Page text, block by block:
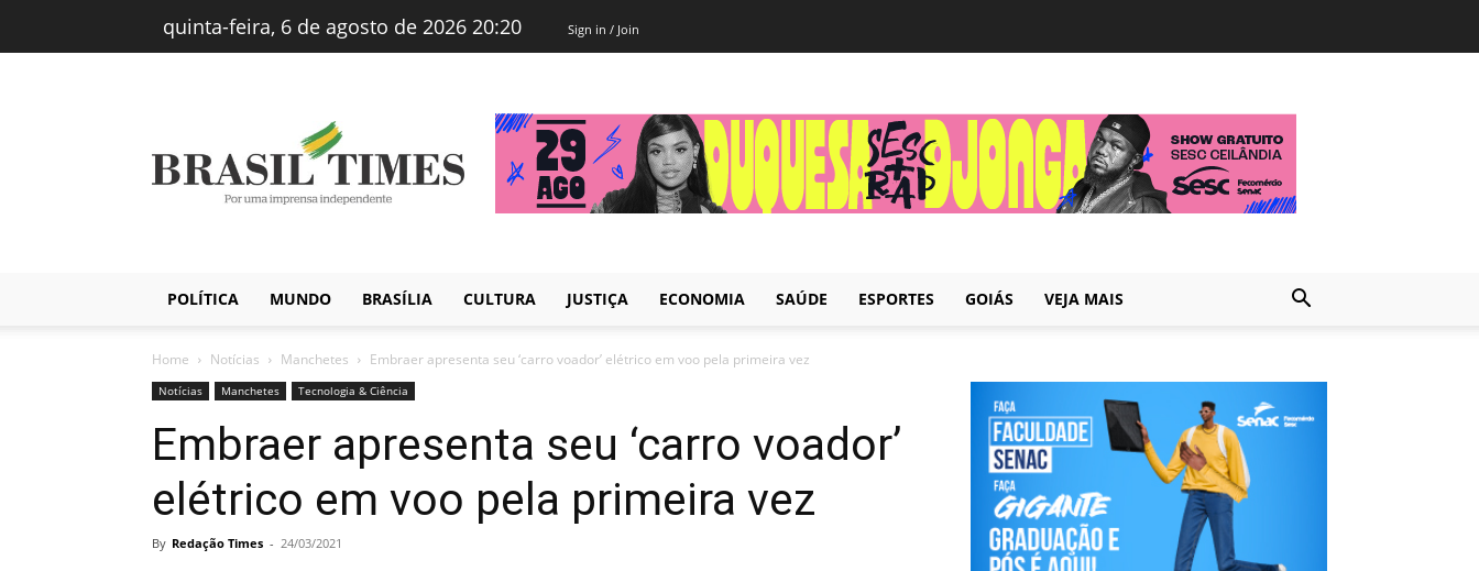
quinta-feira, 6 de agosto de 2026 20:20 Sign in / Join
Brasiltimes
–
Notícias
POLÍTICA MUNDO BRASÍLIA CULTURA JUSTIÇA ECONOMIA SAÚDE ESPORTES GOIÁS VEJA MAIS
Home Notícias Manchetes Embraer apresenta seu ‘carro voador’ elétrico em voo pela primeira vez
Notícias Manchetes Tecnologia & Ciência
Embraer apresenta seu ‘carro voador’
elétrico em voo pela primeira vez
By Redação Times - 24/03/2021